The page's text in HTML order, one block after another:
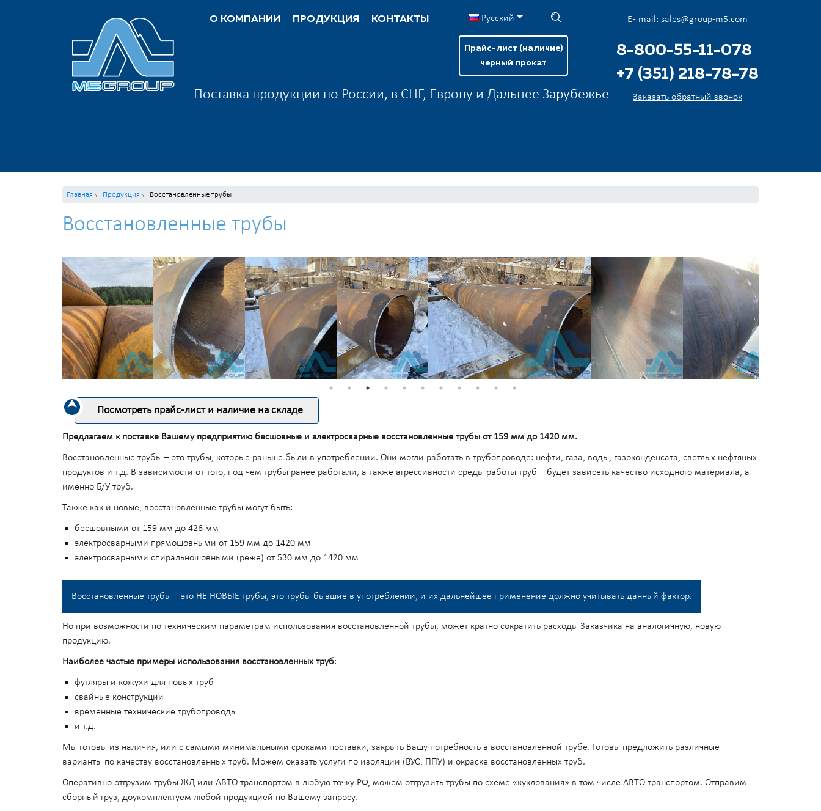
О КОМПАНИИ ПРОДУКЦИЯ КОНТАКТЫ Русский E - mail: sales@group-m5.com
8-800-55-11-078
+7 (351) 218-78-78
Заказать обратный звонок
Поставка продукции по России, в СНГ, Европу и Дальнее Зарубежье
Прайс-лист (наличие)
черный прокат
Главная Продукция Восстановленные трубы
Восстановленные трубы
Посмотреть прайс-лист и наличие на складе
Предлагаем к поставке Вашему предприятию бесшовные и электросварные восстановленные трубы от 159 мм до 1420 мм.
Восстановленные трубы – это трубы, которые раньше были в употреблении. Они могли работать в трубопроводе: нефти, газа, воды, газоконденсата, светлых нефтяных
продуктов и т.д. В зависимости от того, под чем трубы ранее работали, а также агрессивности среды работы труб – будет зависеть качество исходного материала, а
именно Б/У труб.
Также как и новые, восстановленные трубы могут быть:
бесшовными от 159 мм до 426 мм
электросварными прямошовными от 159 мм до 1420 мм
электросварными спиральношовными (реже) от 530 мм до 1420 мм
Восстановленные трубы – это НЕ НОВЫЕ трубы, это трубы бывшие в употреблении, и их дальнейшее применение должно учитывать данный фактор.
Но при возможности по техническим параметрам использования восстановленной трубы, может кратно сократить расходы Заказчика на аналогичную, новую
продукцию.
Наиболее частые примеры использования восстановленных труб:
футляры и кожухи для новых труб
свайные конструкции
временные технические трубопроводы
и т.д.
Мы готовы из наличия, или с самыми минимальными сроками поставки, закрыть Вашу потребность в восстановленной трубе. Готовы предложить различные
варианты по качеству восстановленных труб. Можем оказать услуги по изоляции (ВУС, ППУ) и окраске восстановленных труб.
Оперативно отгрузим трубы ЖД или АВТО транспортом в любую точку РФ, можем отгрузить трубы по схеме «куклования» в том числе АВТО транспортом. Отправим
сборный груз, доукомплектуем любой продукцией по Вашему запросу.